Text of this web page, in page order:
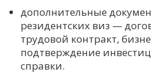
дополнительные
резидентских виз —
трудовой контракт,
подтверждение
справки.